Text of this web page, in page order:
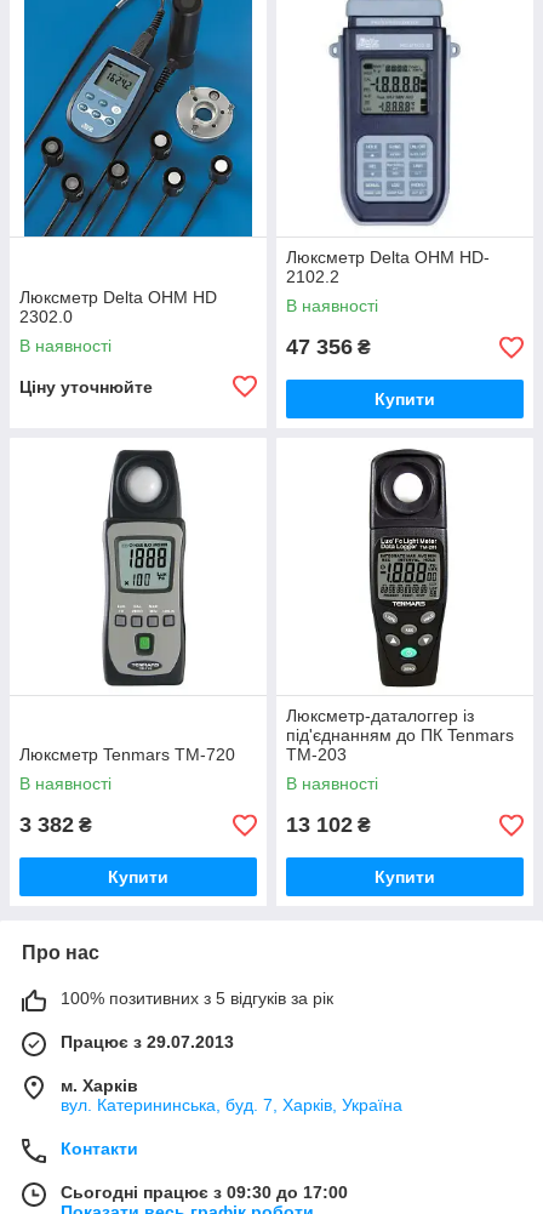
Люксметр Delta OHM HD
2302.0
В наявності
Ціну уточнюйте
Люксметр Delta OHM HD-
2102.2
В наявності
47 356 ₴
Купити
Люксметр Tenmars TM-720
В наявності
3 382 ₴
Купити
Люксметр-даталоггер із
під'єднанням до ПК Tenmars
TM-203
В наявності
13 102 ₴
Купити
Про нас
100% позитивних з 5 відгуків за рік
Працює з 29.07.2013
м. Харків
вул. Катерининська, буд. 7, Харків, Україна
Контакти
Сьогодні працює з 09:30 до 17:00